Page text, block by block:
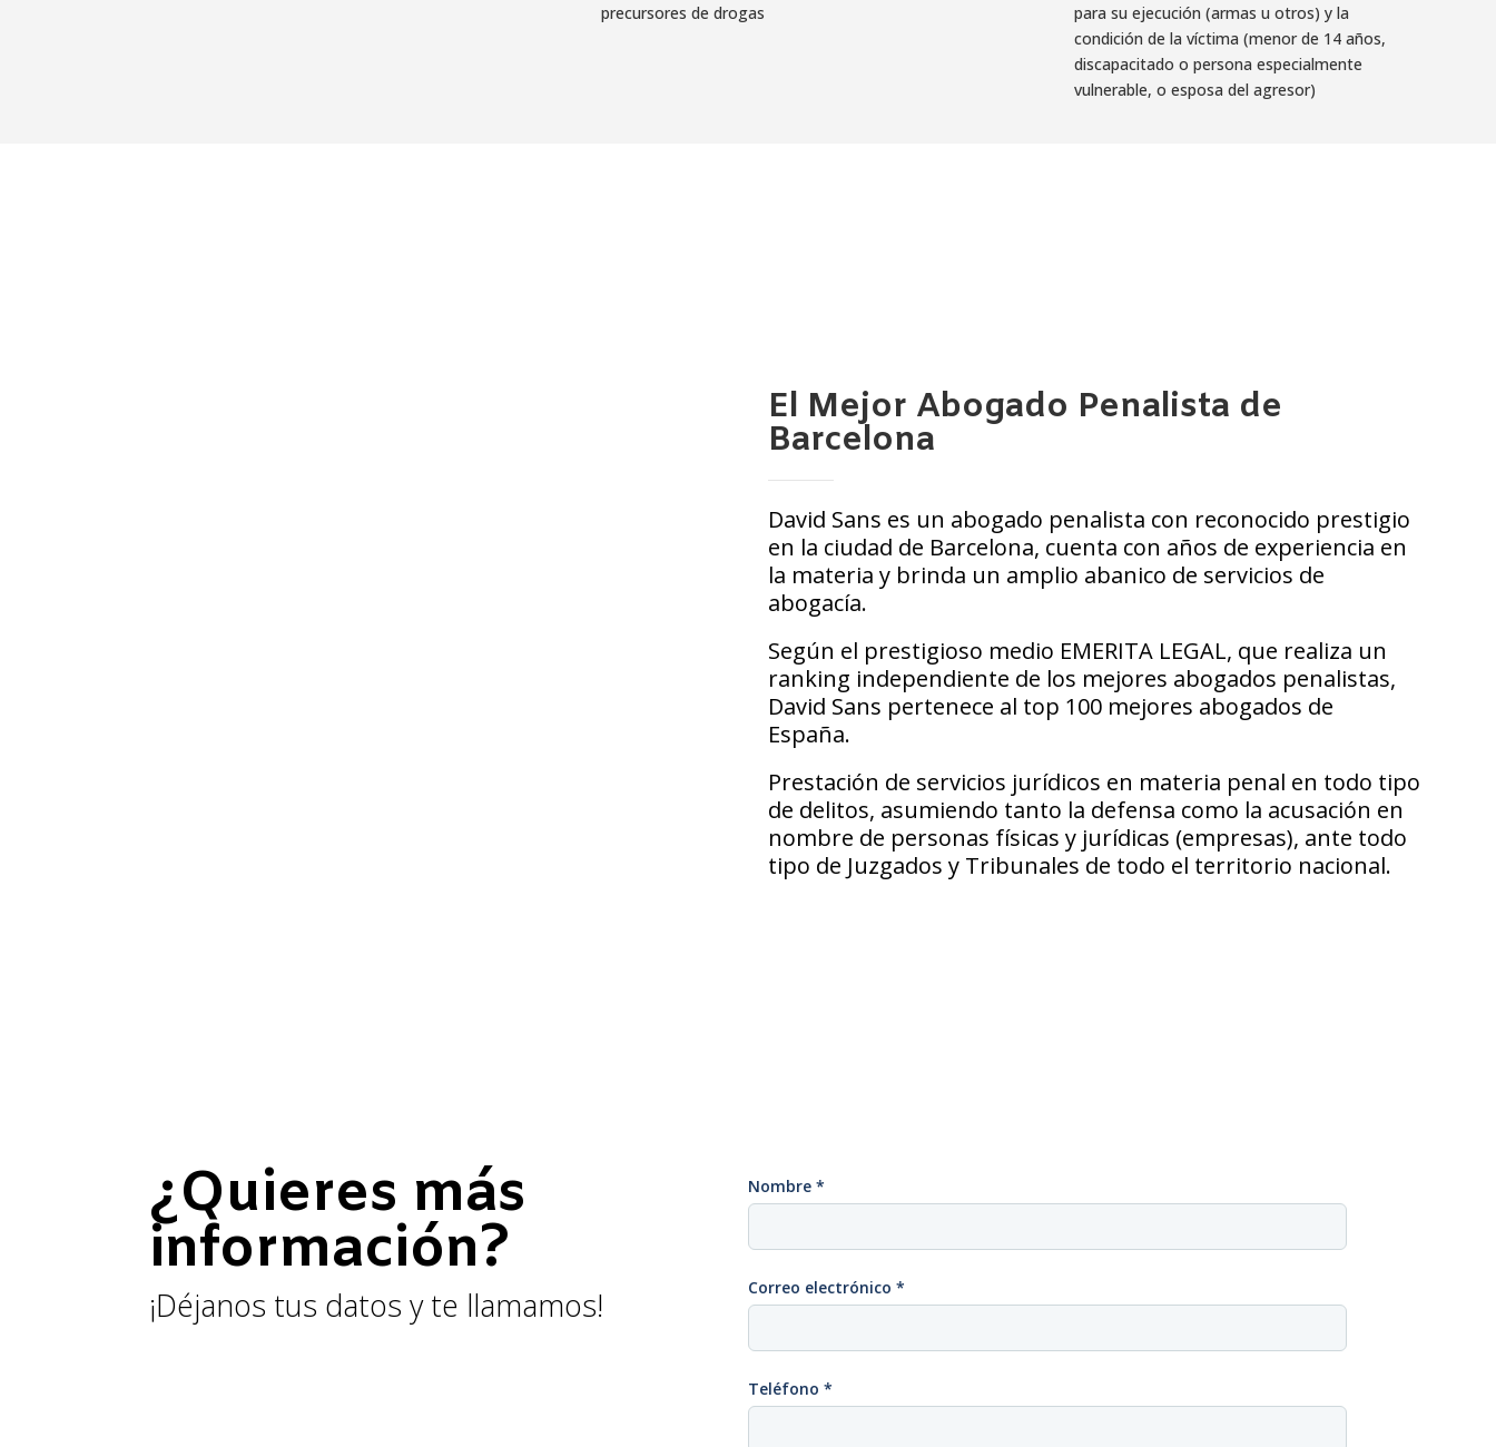
precursores de drogas
para su ejecución (armas u otros) y la
condición de la víctima (menor de 14 años,
discapacitado o persona especialmente
vulnerable, o esposa del agresor)
El Mejor Abogado Penalista de
Barcelona
David Sans es un abogado penalista con reconocido prestigio
en la ciudad de Barcelona, cuenta con años de experiencia en
la materia y brinda un amplio abanico de servicios de
abogacía.
Según el prestigioso medio EMERITA LEGAL, que realiza un
ranking independiente de los mejores abogados penalistas,
David Sans pertenece al top 100 mejores abogados de
España.
Prestación de servicios jurídicos en materia penal en todo tipo
de delitos, asumiendo tanto la defensa como la acusación en
nombre de personas físicas y jurídicas (empresas), ante todo
tipo de Juzgados y Tribunales de todo el territorio nacional.
¿Quieres más
información?
¡Déjanos tus datos y te llamamos!
Nombre *
Correo electrónico *
Teléfono *